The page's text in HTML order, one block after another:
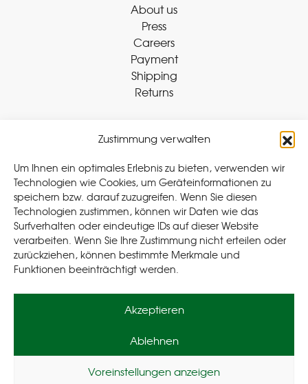
Zustimmung verwalten
Um Ihnen ein optimales Erlebnis zu bieten, verwenden wir
Technologien wie Cookies, um Geräteinformationen zu
speichern bzw. darauf zuzugreifen. Wenn Sie diesen
Technologien zustimmen, können wir Daten wie das
Surfverhalten oder eindeutige IDs auf dieser Website
verarbeiten. Wenn Sie Ihre Zustimmung nicht erteilen oder
zurückziehen, können bestimmte Merkmale und
Funktionen beeinträchtigt werden.
Akzeptieren
Ablehnen
Voreinstellungen anzeigen
About us
Press
Careers
Payment
Shipping
Returns
Withdraw Contract
Legal
Privacy Policy
Cookie Policy (EU)
Terms & Conditions